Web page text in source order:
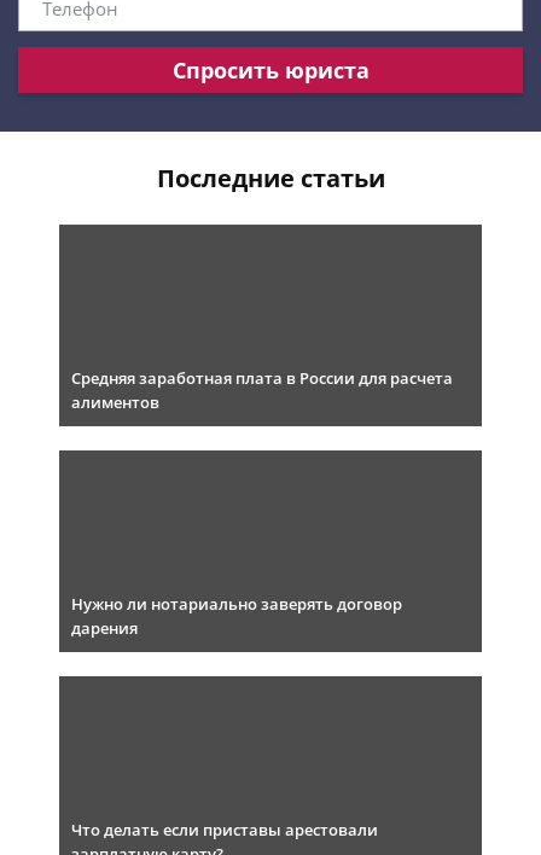
Спросить юриста
Последние статьи
Средняя заработная плата в России для расчета
алиментов
Нужно ли нотариально заверять договор
дарения
Что делать если приставы арестовали